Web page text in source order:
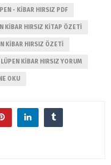
- KIBAR HIRSIZ PDF
KIBAR HIRSIZ KITAP ÖZETI
KIBAR HIRSIZ ÖZETI
LÜPEN KIBAR HIRSIZ YORUM
OKU